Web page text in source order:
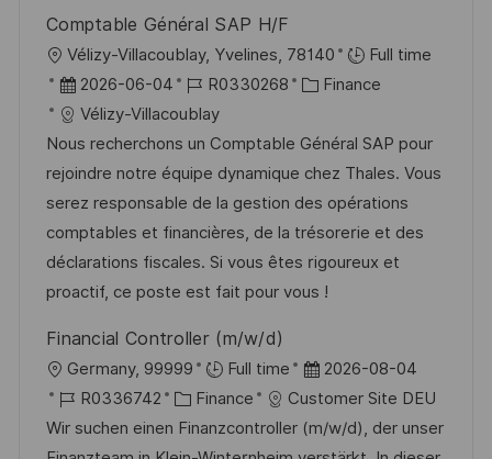
Comptable Général SAP H/F
O
r
t
Vélizy-Villacoublay, Yvelines, 78140
Full time
D
a
t
u
m
d
e
r
e
r
ö
f
2026-06-04
J
o
b
-
I
D
R0330268
K
t
e
g
o
r
i
Finance
Vélizy-Villacoublay
Nous recherchons un Comptable Général SAP pour
rejoindre notre équipe dynamique chez Thales. Vous
serez responsable de la gestion des opérations
comptables et financières, de la trésorerie et des
déclarations fiscales. Si vous êtes rigoureux et
proactif, ce poste est fait pour vous !
Financial Controller (m/w/d)
O
r
t
Germany, 99999 Full time
D
a
t
2026-08-04
J
o
R0336742
K
a
Finance
Customer Site DEU
Wir suchen einen Finanzcontroller (m/w/d), der unser